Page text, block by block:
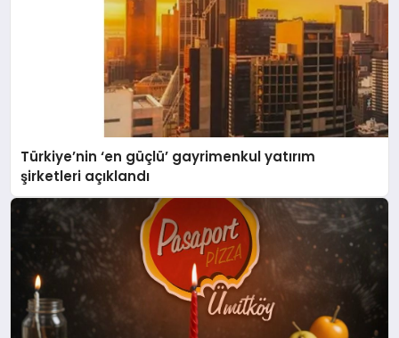
Türkiye’nin ‘en güçlü’ gayrimenkul yatırım
şirketleri açıklandı